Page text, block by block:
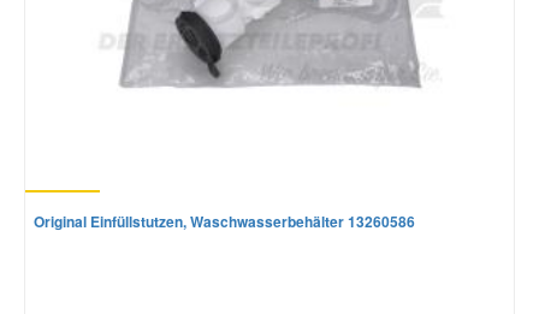
Original Einfüllstutzen, Waschwasserbehälter 13260586